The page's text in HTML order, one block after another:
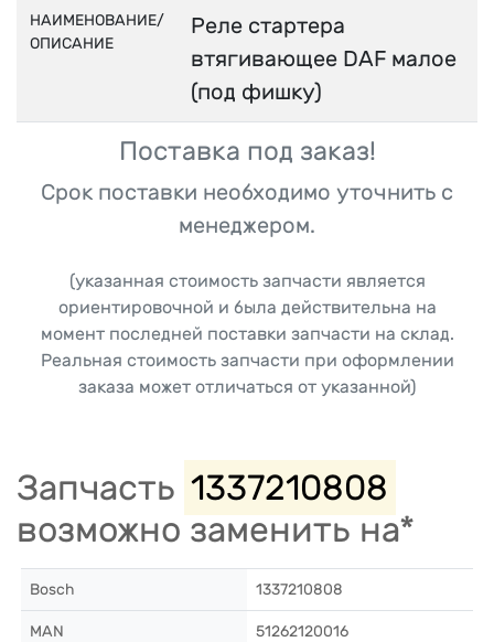
НАИМЕНОВАНИЕ/
ОПИСАНИЕ
Реле стартера
втягивающее DAF малое
(под фишку)
Поставка под заказ!
Срок поставки необходимо уточнить с
менеджером.
(указанная стоимость запчасти является
ориентировочной и была действительна на
момент последней поставки запчасти на склад.
Реальная стоимость запчасти при оформлении
заказа может отличаться от указанной)
Запчасть 1337210808
возможно заменить на*
Bosch 1337210808
MAN 51262120016